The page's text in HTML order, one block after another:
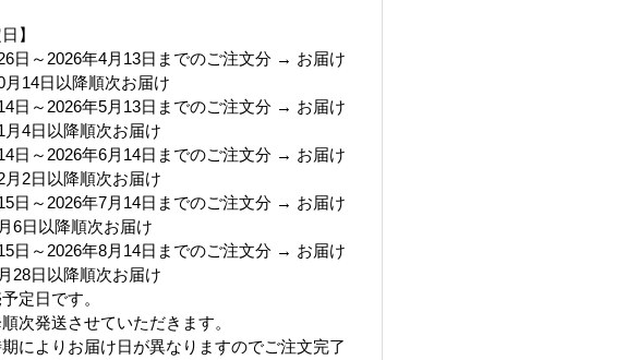
】
日～2026年4月13日までのご注文分 → お届け
月14日以降順次お届け
日～2026年5月13日までのご注文分 → お届け
月4日以降順次お届け
日～2026年6月14日までのご注文分 → お届け
月2日以降順次お届け
日～2026年7月14日までのご注文分 → お届け
6日以降順次お届け
日～2026年8月14日までのご注文分 → お届け
28日以降順次お届け
定日です。
次発送させていただきます。
期によりお届け日が異なりますのでご注文完了